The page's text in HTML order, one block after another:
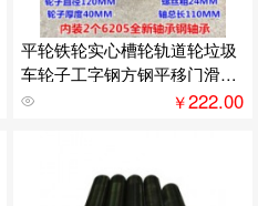
平轮铁轮实心槽轮轨道轮垃圾
车轮子工字钢方钢平移门滑轮
(120*40)mm平轮
￥222.00